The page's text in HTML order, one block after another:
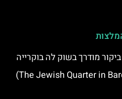
מודרך בשוק לה בוקרייה
הרובע היהודי – (The Jewish Quarter in Barcelona)